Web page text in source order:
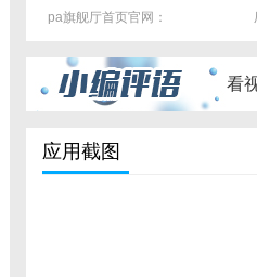
pa旗舰厅首页官网：
看
应用截图